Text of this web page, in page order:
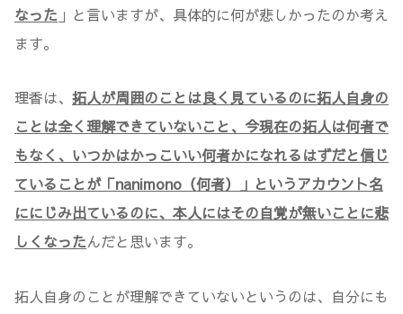
なった 」と言いますが、具体的に何が悲しかったのか考え
ます。
理香は、 拓人が周囲のことは良く見ているのに拓人自身の
ことは全く理解できていないこと、今現在の拓人は何者で
もなく、いつかはかっこいい何者かになれるはずだと信じ
ていることが「nanimono（何者）」というアカウント名
ににじみ出ているのに、本人にはその自覚が無いことに悲
しくなったんだと思います。
拓人自身のことが理解できていないというのは、自分にも